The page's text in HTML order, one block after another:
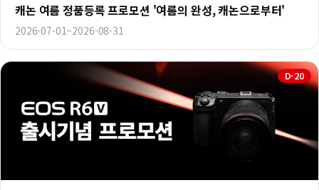
캐논 여름 정품등록 프로모션 '여름의 완성, 캐논으로부터'
2026-07-01~2026-08-31
D-20